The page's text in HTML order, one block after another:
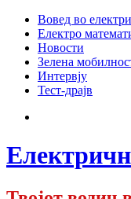
Skip
content
Вовед во
Електро
Новости
Зелена
Интервју
Тест-драјв